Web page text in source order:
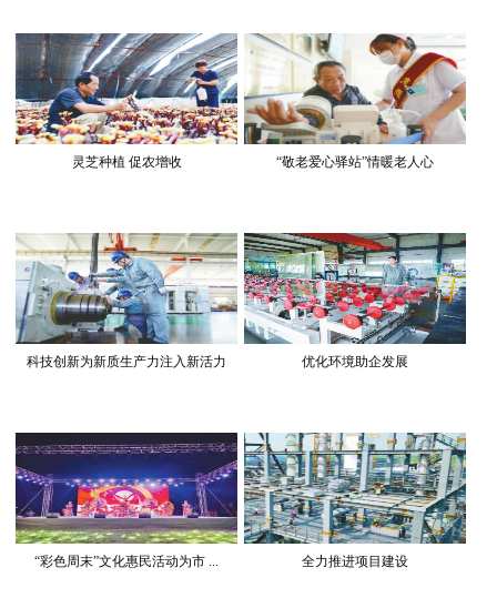
灵芝种植 促农增收 “敬老爱心驿站”情暖老人心
科技创新为新质生产力注入新活力 优化环境助企发展
“彩色周末”文化惠民活动为市 ... 全力推进项目建设